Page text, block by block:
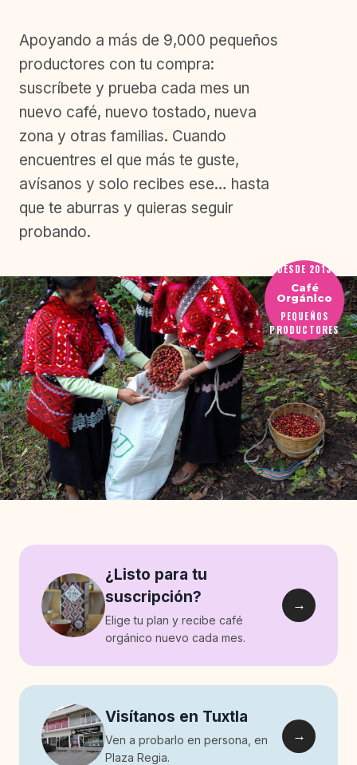
Apoyando a más de 9,000 pequeños
productores con tu compra:
suscríbete y prueba cada mes un
nuevo café, nuevo tostado, nueva
zona y otras familias. Cuando
encuentres el que más te guste,
avísanos y solo recibes ese… hasta
que te aburras y quieras seguir
probando.
DESDE 2013
Café
Orgánico
PEQUEÑOS
PRODUCTORES
¿Listo para tu
suscripción?
Elige tu plan y recibe café
orgánico nuevo cada mes.
→
Visítanos en Tuxtla
Ven a probarlo en persona, en
Plaza Regia.
→